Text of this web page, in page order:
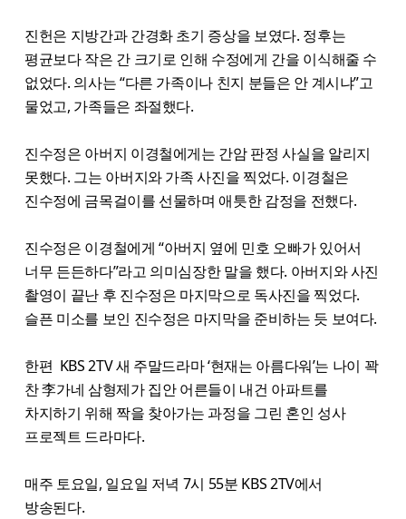
진헌은 지방간과 간경화 초기 증상을 보였다. 정후는
평균보다 작은 간 크기로 인해 수정에게 간을 이식해줄 수
없었다. 의사는 “다른 가족이나 친지 분들은 안 계시냐”고
물었고, 가족들은 좌절했다.
진수정은 아버지 이경철에게는 간암 판정 사실을 알리지
못했다. 그는 아버지와 가족 사진을 찍었다. 이경철은
진수정에 금목걸이를 선물하며 애틋한 감정을 전했다.
진수정은 이경철에게 “아버지 옆에 민호 오빠가 있어서
너무 든든하다”라고 의미심장한 말을 했다. 아버지와 사진
촬영이 끝난 후 진수정은 마지막으로 독사진을 찍었다.
슬픈 미소를 보인 진수정은 마지막을 준비하는 듯 보여다.
한편 KBS 2TV 새 주말드라마 ‘현재는 아름다워’는 나이 꽉
찬 李가네 삼형제가 집안 어른들이 내건 아파트를
차지하기 위해 짝을 찾아가는 과정을 그린 혼인 성사
프로젝트 드라마다.
매주 토요일, 일요일 저녁 7시 55분 KBS 2TV에서
방송된다.